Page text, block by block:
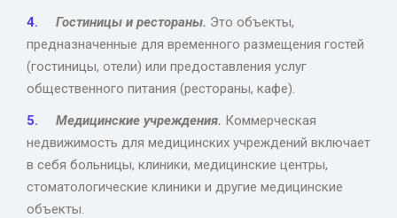
Гостиницы и рестораны. Это объекты,
предназначенные для временного размещения гостей
(гостиницы, отели) или предоставления услуг
общественного питания (рестораны, кафе).
Медицинские учреждения. Коммерческая
недвижимость для медицинских учреждений включает
в себя больницы, клиники, медицинские центры,
стоматологические клиники и другие медицинские
объекты.